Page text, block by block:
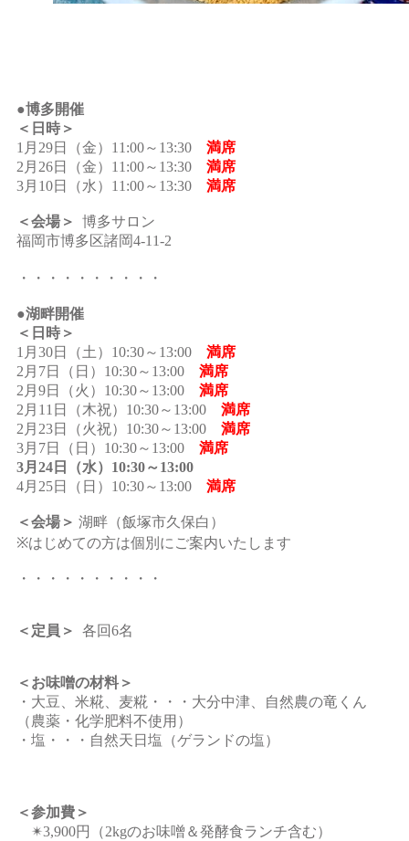
●博多開催
＜日時＞
1月29日（金）11:00～13:30 満席
2月26日（金）11:00～13:30 満席
3月10日（水）11:00～13:30 満席
＜会場＞
博多サロン
福岡市博多区諸岡4-11-2
・・・・・・・・・・
●湖畔開催
＜日時＞
1月30日（土）10:30～13:00 満席
2月7日（日）10:30～13:00 満席
2月9日（火）10:30～13:00 満席
2月11日（木祝）10:30～13:00 満席
2月23日（火祝）10:30～13:00 満席
3月7日（日）10:30～13:00 満席
3月24日（水）10:30～13:00
4月25日（日）10:30～13:00 満席
＜会場＞ 湖畔（飯塚市久保白）
※はじめての方は個別にご案内いたします
・・・・・・・・・・
＜定員＞ 各回6名
＜お味噌の材料＞
・大豆、米糀、麦糀・・・大分中津、自然農の竜くん
（農薬・化学肥料不使用）
・塩・・・自然天日塩（ゲランドの塩）
＜参加費＞
✴︎3,900円（2kgのお味噌＆発酵食ランチ含む）